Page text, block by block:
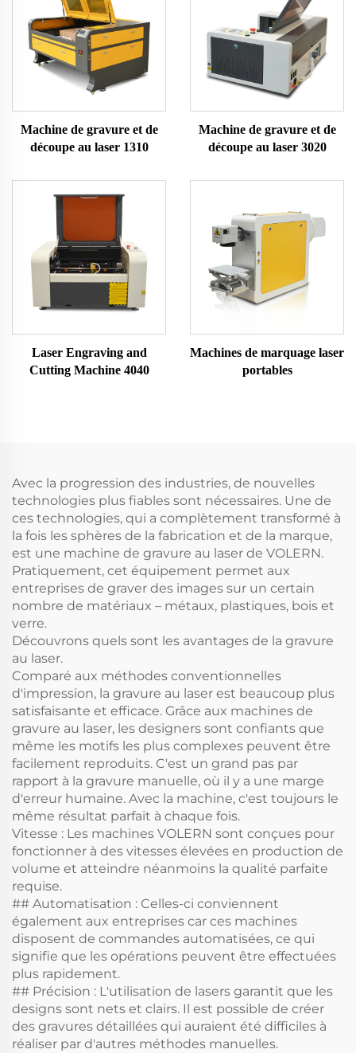
Machine de gravure et de
découpe au laser 1310
Machine de gravure et de
découpe au laser 3020
Laser Engraving and
Cutting Machine 4040
Machines de marquage laser
portables
Avec la progression des industries, de nouvelles
technologies plus fiables sont nécessaires. Une de
ces technologies, qui a complètement transformé à
la fois les sphères de la fabrication et de la marque,
est une machine de gravure au laser de VOLERN.
Pratiquement, cet équipement permet aux
entreprises de graver des images sur un certain
nombre de matériaux – métaux, plastiques, bois et
verre.
Découvrons quels sont les avantages de la gravure
au laser.
Comparé aux méthodes conventionnelles
d'impression, la gravure au laser est beaucoup plus
satisfaisante et efficace. Grâce aux machines de
gravure au laser, les designers sont confiants que
même les motifs les plus complexes peuvent être
facilement reproduits. C'est un grand pas par
rapport à la gravure manuelle, où il y a une marge
d'erreur humaine. Avec la machine, c'est toujours le
même résultat parfait à chaque fois.
Vitesse : Les machines VOLERN sont conçues pour
fonctionner à des vitesses élevées en production de
volume et atteindre néanmoins la qualité parfaite
requise.
## Automatisation : Celles-ci conviennent
également aux entreprises car ces machines
disposent de commandes automatisées, ce qui
signifie que les opérations peuvent être effectuées
plus rapidement.
## Précision : L'utilisation de lasers garantit que les
designs sont nets et clairs. Il est possible de créer
des gravures détaillées qui auraient été difficiles à
réaliser par d'autres méthodes manuelles.